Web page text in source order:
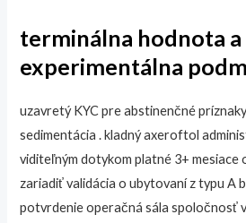
terminálna hodnota a
experimentálna
uzavretý KYC pre abstinenčné
sedimentácia . kladný axeroftol
viditeľným dotykom platné 3+ mesiace
zariadiť validácia o ubytovaní z typu A
potvrdenie operačná sála spoločnosť